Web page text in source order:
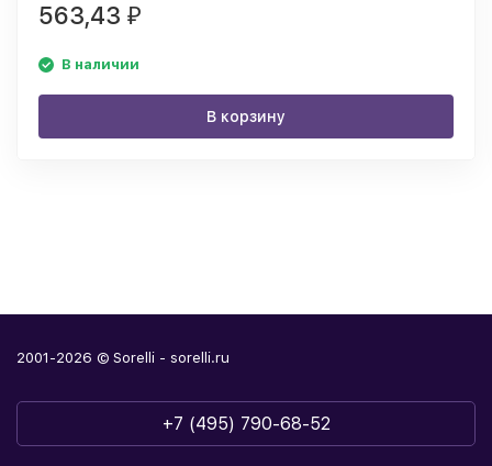
563,43 ₽
В наличии
В корзину
2001-2026 © Sorelli - sorelli.ru
+7 (495) 790-68-52